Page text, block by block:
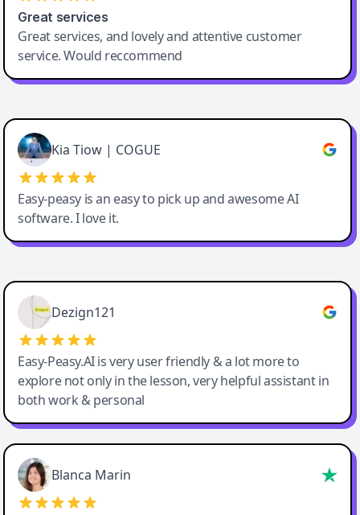
Great services
Great services, and lovely and attentive customer
service. Would reccommend
Cody Crabb
Great service, Best AI tool
Kia Tiow | COGUE
Easy-peasy is an easy to pick up and awesome AI
software. I love it.
Easy-Peasy AI
Dezign121
Easy-Peasy.AI is very user friendly & a lot more to
explore not only in the lesson, very helpful assistant in
both work & personal
Blanca Marin